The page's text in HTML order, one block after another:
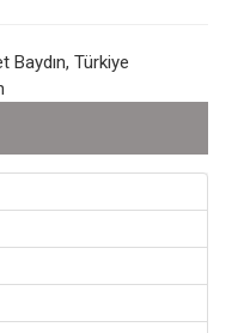
Baydın, Türkiye